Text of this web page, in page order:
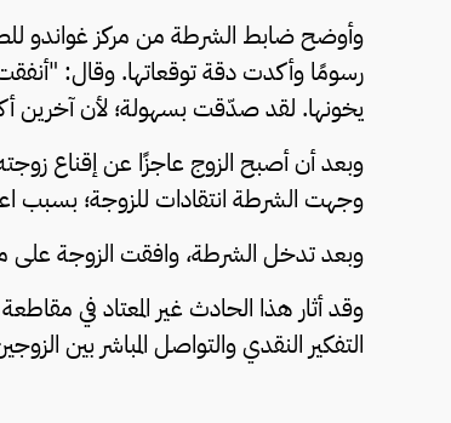
وأوضح ضابط الشرطة من مركز غواندو
يخونها. لقد صدّقت بسهولة؛ لأن آخرين
وبعد أن أصبح الزوج عاجزًا عن إقناع
وجهت الشرطة انتقادات للزوجة؛ بسبب
وبعد تدخل الشرطة، وافقت الزوجة على
وقد أثار هذا الحادث غير المعتاد في
التفكير النقدي والتواصل المباشر بين